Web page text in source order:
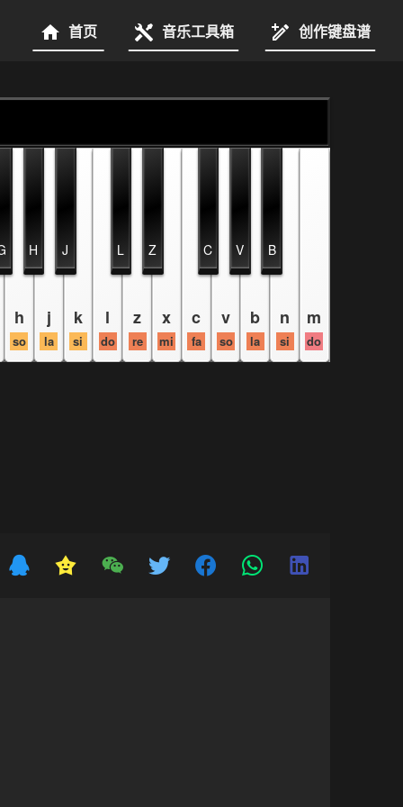
首页 音乐工具箱 创作键盘谱
h
so
j
la
k
si
l
do
z
re
x
mi
c
fa
v
so
b
la
n
si
m
do
H J L Z C V B